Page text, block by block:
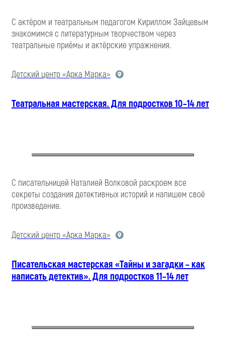
С актёром и театральным педагогом Кириллом Зайцевым
знакомимся с литературным творчеством через
театральные приёмы и актёрские упражнения.
Детский центр «Арка Марка»
Театральная мастерская. Для подростков 10–14 лет
С писательницей Наталией Волковой раскроем все
секреты создания детективных историй и напишем своё
произведение.
Детский центр «Арка Марка»
Писательская мастерская «Тайны и загадки – как
написать детектив». Для подростков 11–14 лет